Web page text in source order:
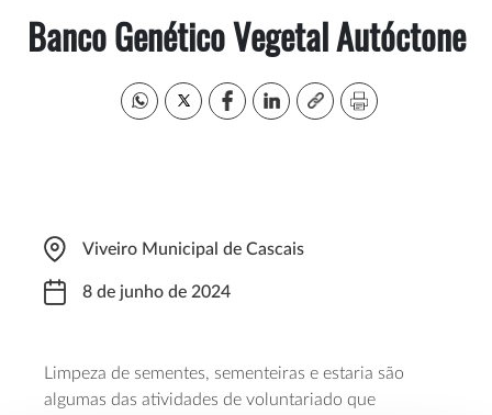
Banco Genético Vegetal Autóctone
Viveiro Municipal de Cascais
8 de junho de 2024
Limpeza de sementes, sementeiras e estaria são
algumas das atividades de voluntariado que